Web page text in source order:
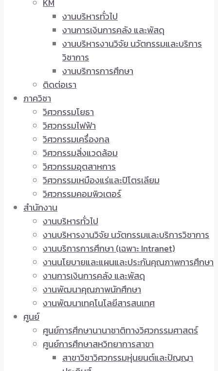
KM
งานบริหารทั่วไป
งานการเงินการคลัง และพัสดุ
งานบริหารงานวิจัย นวัตกรรมและบริการ
วิชาการ
งานบริการการศึกษา
ติดต่อเรา
ภาควิชา
วิศวกรรมโยธา
วิศวกรรมไฟฟ้า
วิศวกรรมเครื่องกล
วิศวกรรมสิ่งแวดล้อม
วิศวกรรมอุตสาหการ
วิศวกรรมเหมืองแร่และปิโตรเลียม
วิศวกรรมคอมพิวเตอร์
สำนักงาน
งานบริหารทั่วไป
งานบริหารงานวิจัย นวัตกรรมและบริการวิชาการ
งานบริการการศึกษา (เฉพาะ Intranet)
งานนโยบายและแผนและประกันคุณภาพการศึกษา
งานการเงินการคลัง และพัสดุ
งานพัฒนาคุณภาพนักศึกษา
งานพัฒนาเทคโนโลยีสารสนเทศ
ศูนย์
ศูนย์การศึกษานานาชาติทางวิศวกรรมศาสตร์
ศูนย์การศึกษาสหวิทยาการสาขา
สาขาวิชาวิศวกรรมหุ่นยนต์และปัญญา